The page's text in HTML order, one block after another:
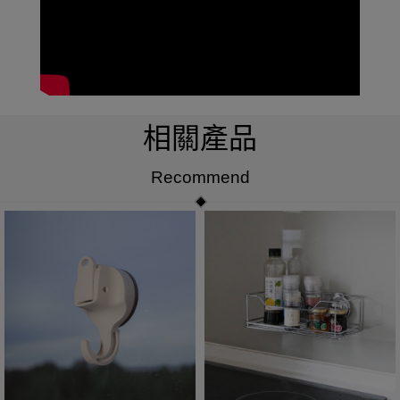
相關產品
Recommend